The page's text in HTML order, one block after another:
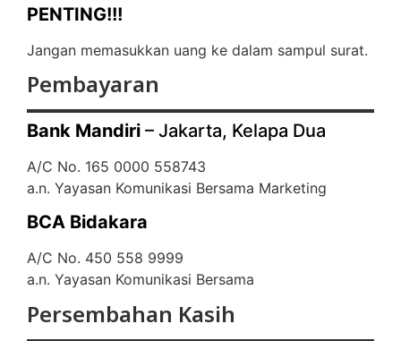
PENTING!!!
Jangan memasukkan uang ke dalam sampul surat.
Pembayaran
Bank Mandiri – Jakarta, Kelapa Dua
A/C No. 165 0000 558743
a.n. Yayasan Komunikasi Bersama Marketing
BCA Bidakara
A/C No. 450 558 9999
a.n. Yayasan Komunikasi Bersama
Persembahan Kasih